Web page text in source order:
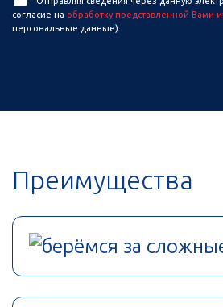
согласие на обработку представленной Вами
персональные данные).
Преимущества
берёмся за